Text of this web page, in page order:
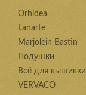
Orhidea
Lanarte
Marjolein Bastin
Подушки
Всё для вышивки
VERVACO